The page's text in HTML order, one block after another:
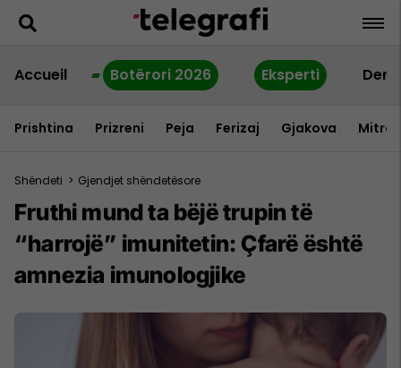
Accueil Botërori 2026 Eksperti
Prishtina Prizreni Peja Ferizaj Gjakova
Shëndeti > Gjendjet shëndetësore
Fruthi mund ta bëjë trupin të
“harrojë” imunitetin: Çfarë është
amnezia imunologjike